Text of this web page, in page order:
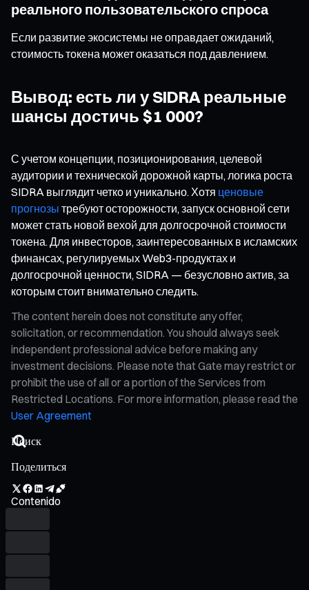
реального пользовательского спроса
Если развитие экосистемы не оправдает ожиданий,
стоимость токена может оказаться под давлением.
Вывод: есть ли у SIDRA реальные
шансы достичь $1 000?
С учетом концепции, позиционирования, целевой
аудитории и технической дорожной карты, логика роста
SIDRA выглядит четко и уникально. Хотя ценовые
прогнозы требуют осторожности, запуск основной сети
может стать новой вехой для долгосрочной стоимости
токена. Для инвесторов, заинтересованных в исламских
финансах, регулируемых Web3-продуктах и
долгосрочной ценности, SIDRA — безусловно актив, за
которым стоит внимательно следить.
The content herein does not constitute any offer,
solicitation, or recommendation. You should always seek
independent professional advice before making any
investment decisions. Please note that Gate may restrict or
prohibit the use of all or a portion of the Services from
Restricted Locations. For more information, please read the
User Agreement
Поделиться
Contenido